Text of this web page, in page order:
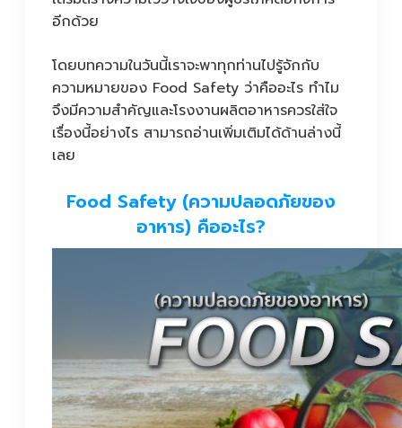
อีกด้วย
โดยบทความในวันนี้เราจะพาทุกท่านไปรู้จักกับ
ความหมายของ Food Safety ว่าคืออะไร ทำไม
จึงมีความสำคัญและโรงงานผลิตอาหารควรใส่ใจ
เรื่องนี้อย่างไร สามารถอ่านเพิ่มเติมได้ด้านล่างนี้
เลย
Food Safety (ความปลอดภัยของ
อาหาร) คืออะไร?